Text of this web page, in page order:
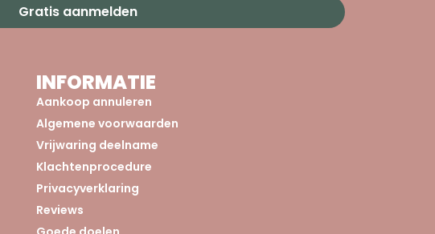
Gratis aanmelden
INFORMATIE
Aankoop annuleren
Algemene voorwaarden
Vrijwaring deelname
Klachtenprocedure
Privacyverklaring
Reviews